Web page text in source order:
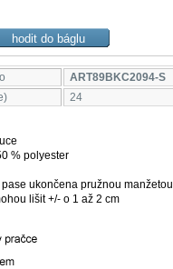
ART89BKC2094-S
24
% polyester
ukončena pružnou manžetou
lišit +/- o 1 až 2 cm